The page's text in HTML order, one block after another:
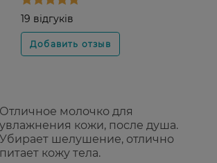
19 відгуків
Отличное молочко для
увлажнения кожи, после душа.
Убирает шелушение, отлично
питает кожу тела.